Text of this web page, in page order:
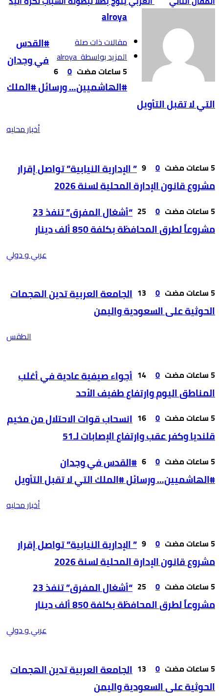
alroya
‫مقالات ذات صلة‬
‫‫المزيد بواسطة‬ ‬ alroya
0
6
#القدس
في وجدان
#الهاشميين… ورسائل #الملك
التي لا تقبل التأويل
أخبار محليه
0
9 ” الإدارية النيابية” تواصل إقرار
مشروع قانون الإدارة المحلية لسنة 2026
0
25
“أشغال المفرق” تنفذ 23
مشروعاً لطرق المحافظة بكلفة 850 ألف دينار
عربي و دولي
0
13 الجامعة العربية تدين الهجمات
الحوثية على السعودية واليمن
الطقس
0
14 أجواء صيفية عادية في أغلب
المناطق اليوم وارتفاع طفيف الأحد
0
16 انسحاب قوات الاحتلال من مخيم
قلنديا وكفر عقب وارتفاع الإصابات لـ51
0
6 #القدس في وجدان
#الهاشميين… ورسائل #الملك التي لا تقبل التأويل
أخبار محليه
0
9 ” الإدارية النيابية” تواصل إقرار
مشروع قانون الإدارة المحلية لسنة 2026
0
25
“أشغال المفرق” تنفذ 23
مشروعاً لطرق المحافظة بكلفة 850 ألف دينار
عربي و دولي
0
13 الجامعة العربية تدين الهجمات
الحوثية على السعودية واليمن